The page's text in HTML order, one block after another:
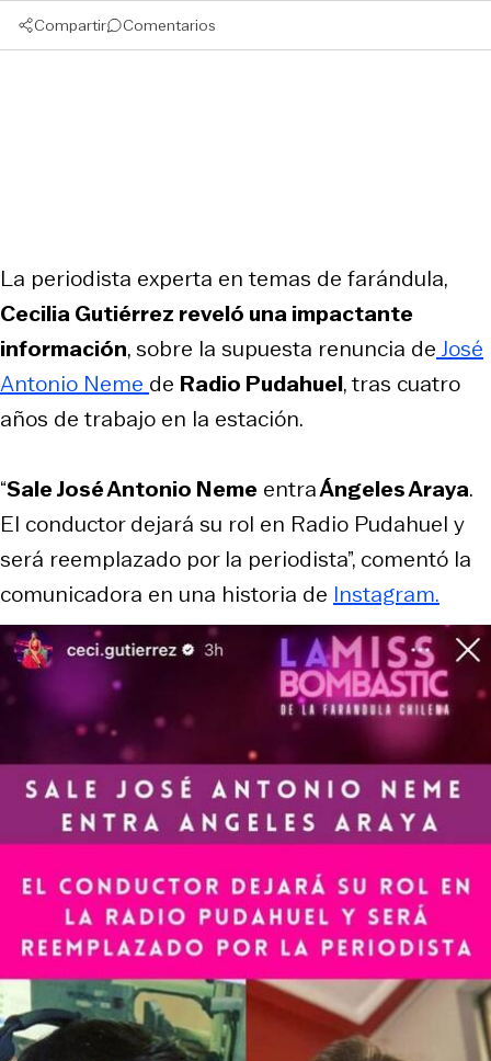
Compartir Comentarios
La periodista experta en temas de farándula,
Cecilia Gutiérrez reveló una impactante
información, sobre la supuesta renuncia de José
Antonio Neme de Radio Pudahuel, tras cuatro
años de trabajo en la estación.
“Sale José Antonio Neme entraÁngeles Araya.
El conductor dejará su rol en Radio Pudahuel y
será reemplazado por la periodista”, comentó la
comunicadora en una historia de Instagram.